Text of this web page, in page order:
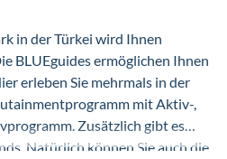
in der Türkei wird Ihnen
BLUEguides ermöglichen Ihnen
erleben Sie mehrmals in der
mit Aktiv-,
Zusätzlich gibt es
Natürlich können Sie auch die